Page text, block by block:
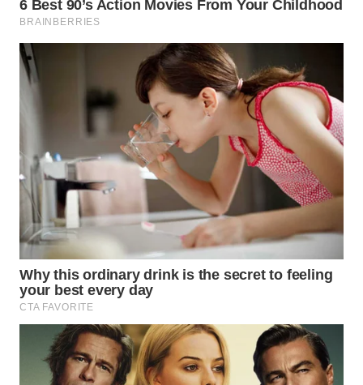
NUSANTARA
WN
JATIM
WN
BALI
WN
KALBAR
WN
KALTENG